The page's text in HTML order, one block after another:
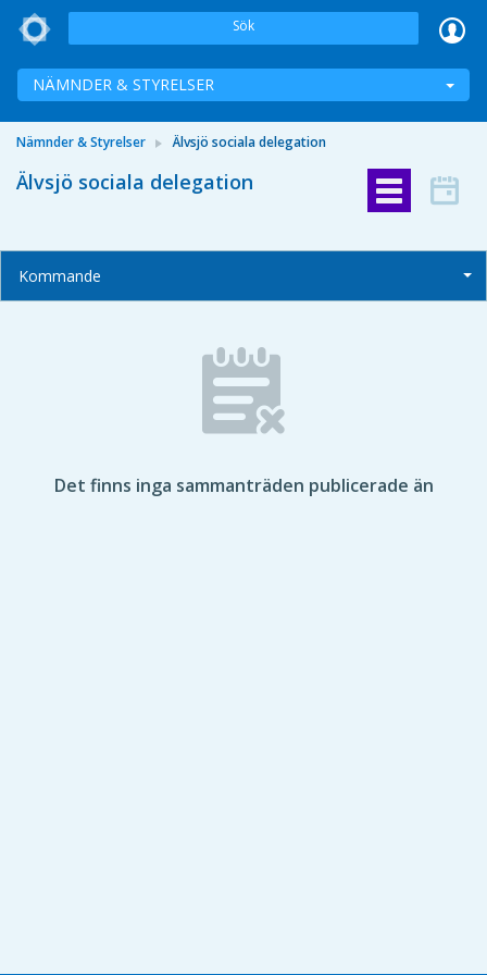
Sök
NÄMNDER & STYRELSER
Nämnder & Styrelser Älvsjö sociala delegation
Älvsjö sociala delegation
Kommande
Det finns inga sammanträden publicerade än